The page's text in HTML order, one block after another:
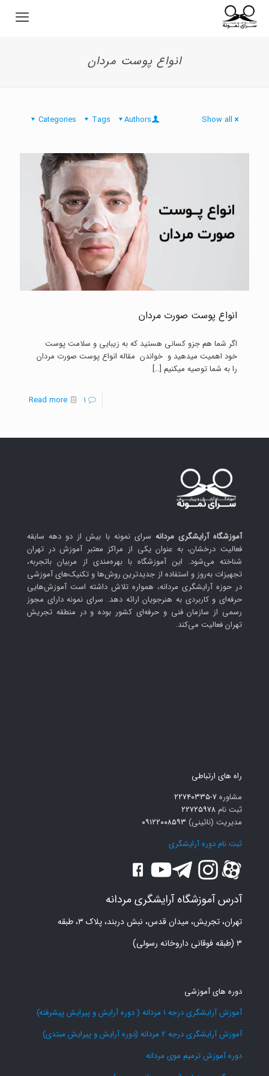
انواع پوست مردان
Categories Tags Authors Show all
انواع پوست صورت مردان
اگر شما هم جزو کسانی هستید که به زیبایی و سلامت پوست
خود اهمیت میدهید و خواندن مقاله انواع پوست صورت مردان
را به شما توصیه میکنیم […]
1
Read more
-
پوست
آموزشگاه آرایشگری مردانه سرای نمونه با بیش از دو دهه سابقه
فعالیت درخشان، به عنوان یکی از مراکز معتبر آموزش در تهران
شناخته می‌شود. این آموزشگاه با بهره‌مندی از مربیان باتجربه،
تجهیزات به‌روز و استفاده از جدیدترین روش‌ها و تکنیک‌های آموزشی
در حوزه آرایشگری مردانه، همواره تلاش داشته است آموزش‌هایی
حرفه‌ای و کاربردی به هنرجویان ارائه دهد. سرای نمونه دارای مجوز
رسمی از سازمان فنی و حرفه‌ای کشور بوده و در منطقه تجریش
تهران فعالیت می‌کند.
راه های ارتباطی
مشاوره۷-۲۲۷۴۰۳۳۵
ثبت نام ۲۲۷۲۵۹۷۸
مدیریت (نائینی) ۰۹۱۲۲۰۰۸۵۹۳
ثبت نام دوره آرایشگری
آدرس آموزشگاه آرایشگری مردانه
تهران، تجریش، میدان قدس، نبش دربند، پلاک ۳، طبقه
۳ (طبقه فوقانی داروخانه رسولی)
دوره های آموزشی
آموزش آرایشگری درجه 1 مردانه ( دوره آرایش و پیرایش پیشرفته)
آموزش آرایشگری درجه 2 مردانه (دوره آرایش و پیرایش مبتدی)
دوره آموزش ترمیم موی مردانه